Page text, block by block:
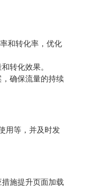
和转化率，优化
转化效果。
确保流量的持续
用等，并及时发
施提升页面加载